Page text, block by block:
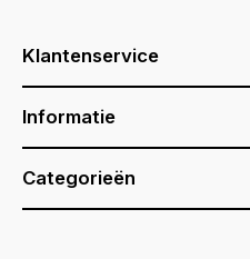
Klantenservice
Informatie
Categorieën